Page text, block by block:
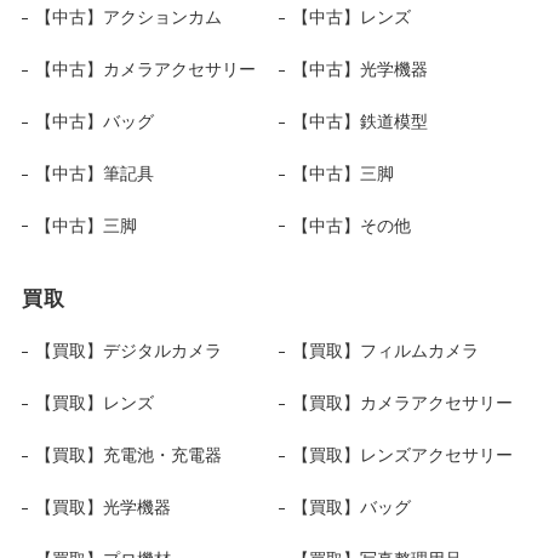
【中古】アクションカム 【中古】レンズ
【中古】カメラアクセサリー 【中古】光学機器
【中古】バッグ 【中古】鉄道模型
【中古】筆記具 【中古】三脚
【中古】三脚 【中古】その他
買取
【買取】デジタルカメラ 【買取】フィルムカメラ
【買取】レンズ 【買取】カメラアクセサリー
【買取】充電池・充電器 【買取】レンズアクセサリー
【買取】光学機器 【買取】バッグ